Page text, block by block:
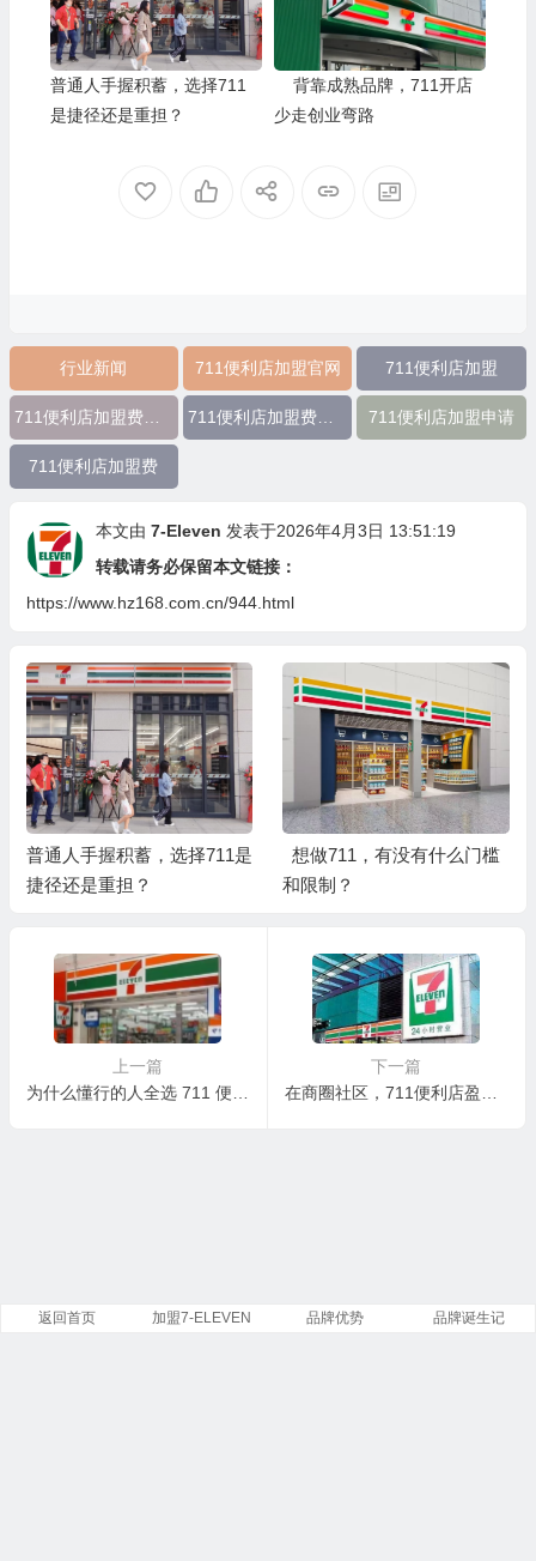
普通人手握积蓄，选择711
是捷径还是重担？
背靠成熟品牌，711开店
少走创业弯路
行业新闻 711便利店加盟官网 711便利店加盟
711便利店加盟费用明细 711便利店加盟费及条件 711便利店加盟申请
711便利店加盟费
本文由 7-Eleven 发表于2026年4月3日 13:51:19
转载请务必保留本文链接：
https://www.hz168.com.cn/944.html
普通人手握积蓄，选择711是
捷径还是重担？
想做711，有没有什么门槛
和限制？
上一篇
下一篇
返回首页 加盟7-ELEVEN 品牌优势 品牌诞生记